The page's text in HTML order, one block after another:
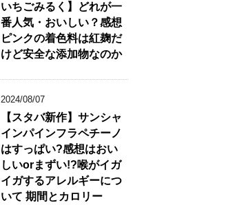
いちごみるく】どれが一
番人気・おいしい？感想
ピンクの着色料は紅麹だ
けど安全な添加物なのか
2024/08/07
【スタバ新作】サンシャ
インパインフラペチーノ
はすっぱい?感想はおい
しいorまずい!?喉がイガ
イガするアレルギーにつ
いて 期間とカロリー